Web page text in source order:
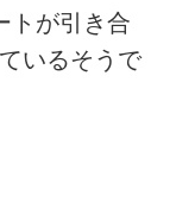
トが引き合
いるそうで